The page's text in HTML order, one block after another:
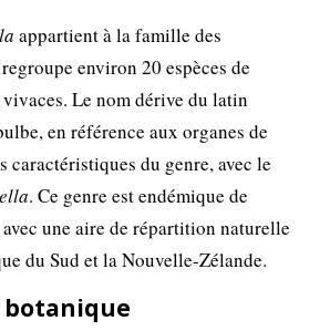
appartient à la famille des
environ 20 espèces de
Le nom dérive du latin
en référence aux organes de
caractéristiques du genre, avec le
. Ce genre est endémique de
une aire de répartition naturelle
du Sud et la Nouvelle-Zélande.